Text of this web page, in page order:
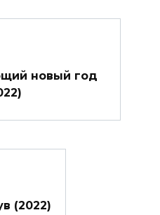
новый год
(2022)